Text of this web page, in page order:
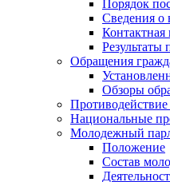
Порядок
Сведения о
Результаты
Обращения
Обзоры
Национальные
Молодежный
Положение
Состав